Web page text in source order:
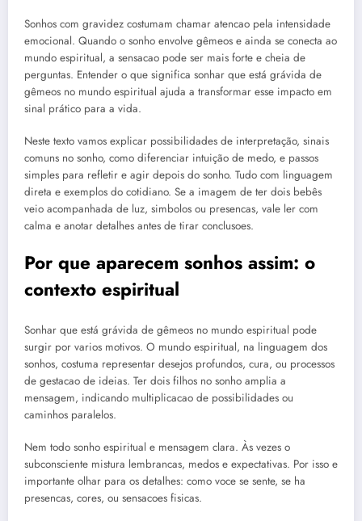
Sonhos com gravidez costumam chamar atencao pela intensidade
emocional. Quando o sonho envolve gêmeos e ainda se conecta ao
mundo espiritual, a sensacao pode ser mais forte e cheia de
perguntas. Entender o que significa sonhar que está grávida de
gêmeos no mundo espiritual ajuda a transformar esse impacto em
sinal prático para a vida.
Neste texto vamos explicar possibilidades de interpretação, sinais
comuns no sonho, como diferenciar intuição de medo, e passos
simples para refletir e agir depois do sonho. Tudo com linguagem
direta e exemplos do cotidiano. Se a imagem de ter dois bebês
veio acompanhada de luz, simbolos ou presencas, vale ler com
calma e anotar detalhes antes de tirar conclusoes.
Por que aparecem sonhos assim: o
contexto espiritual
Sonhar que está grávida de gêmeos no mundo espiritual pode
surgir por varios motivos. O mundo espiritual, na linguagem dos
sonhos, costuma representar desejos profundos, cura, ou processos
de gestacao de ideias. Ter dois filhos no sonho amplia a
mensagem, indicando multiplicacao de possibilidades ou
caminhos paralelos.
Nem todo sonho espiritual e mensagem clara. Às vezes o
subconsciente mistura lembrancas, medos e expectativas. Por isso e
importante olhar para os detalhes: como voce se sente, se ha
presencas, cores, ou sensacoes fisicas.